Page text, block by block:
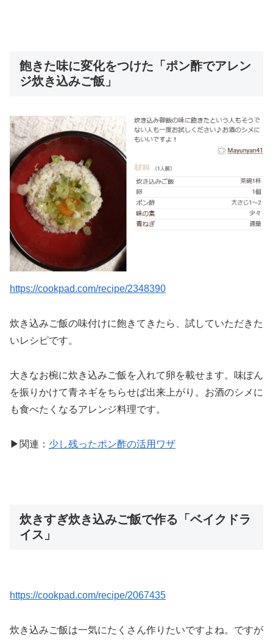
飽きた味に変化をつけた「ポン酢でアレン
ジ炊き込みご飯」
https://cookpad.com/recipe/2348390
炊き込みご飯の味付けに飽きてきたら、試していただきた
いレシピです。
大きなお椀に炊き込みご飯を入れて卵を載せます。味ぽん
を振りかけて青ネギをちらせば出来上がり。お酒のシメに
も食べたくなるアレンジ料理です。
▶関連： 少し残ったポン酢の活用ワザ
炊きすぎ炊き込みご飯で作る「ベイクドラ
イス」
https://cookpad.com/recipe/2067435
炊き込みご飯は一気にたくさん作りたいですよね。ですが